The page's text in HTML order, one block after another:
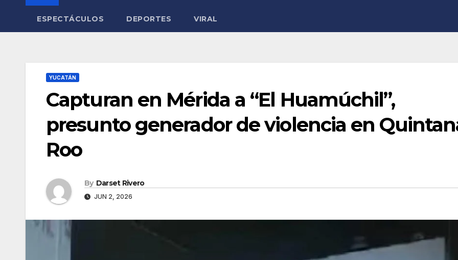
ESPECTÁCULOS DEPORTES VIRAL
YUCATÁN
Capturan en Mérida a “El Huamúchil”,
presunto generador de violencia en
Roo
By Darset Rivero
JUN 2, 2026